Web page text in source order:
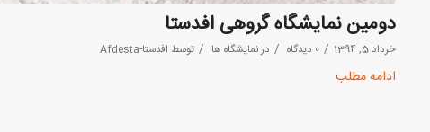
دومین نمایشگاه گروهی افدستا
خرداد 5, 1394 / 0 دیدگاه / درنمایشگاه ها / توسط افدستا-Afdesta
ادامه مطلب